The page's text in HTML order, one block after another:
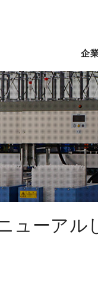
企
概要 経営理念
グ タワー型システ
リア採用 パート・
ューアル